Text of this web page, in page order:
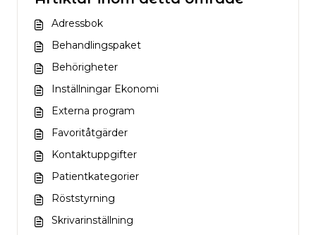
Adressbok
Behandlingspaket
Behörigheter
Inställningar Ekonomi
Externa program
Favoritåtgärder
Kontaktuppgifter
Patientkategorier
Röststyrning
Skrivarinställning